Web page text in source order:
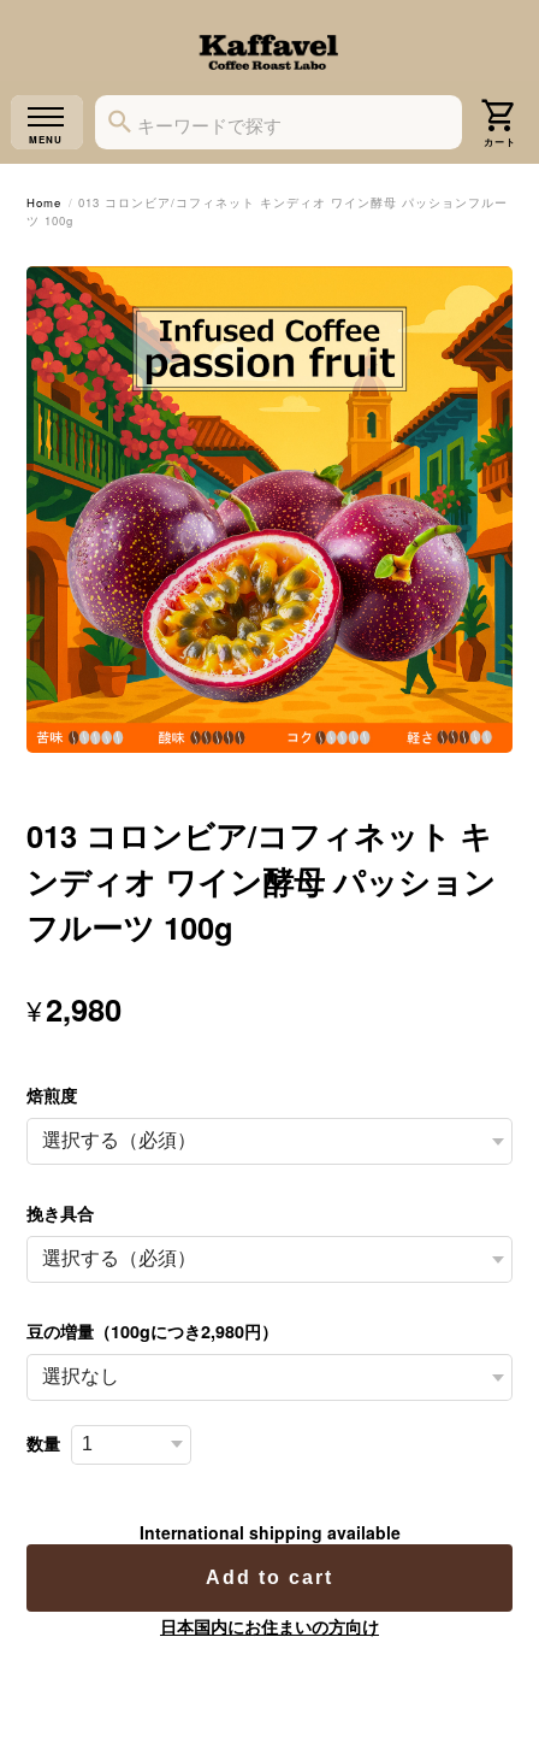
Home
013 コロンビア/コフィネット キンディオ ワイン酵母 パッションフルー
ツ 100g
013 コロンビア/コフィネット キ
ンディオ ワイン酵母 パッション
フルーツ 100g
¥2,980
焙煎度
挽き具合
豆の増量（100gにつき2,980円）
数量
International shipping available
Add to cart
日本国内にお住まいの方向け